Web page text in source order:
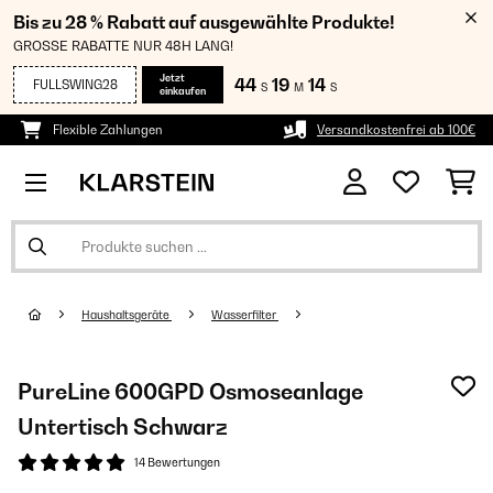
Bis zu 28 % Rabatt auf ausgewählte Produkte!
GROSSE RABATTE NUR 48H LANG!
FULLSWING28
Jetzt
einkaufen
44 S 19 M 13 S
Flexible Zahlungen Versandkostenfrei ab 100€
Haushaltsgeräte Wasserfilter
PureLine 600GPD Osmoseanlage​
Untertisch Schwarz
14 Bewertungen